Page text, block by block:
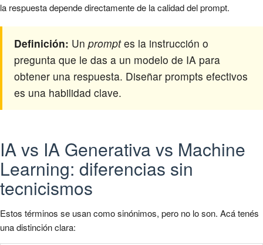
la respuesta depende directamente de la calidad del prompt.
Definición: Un promptes la instrucción o
pregunta que le das a un modelo de IA para
obtener una respuesta. Diseñar prompts efectivos
es una habilidad clave.
IA vs IA Generativa vs Machine
Learning: diferencias sin
tecnicismos
Estos términos se usan como sinónimos, pero no lo son. Acá tenés
una distinción clara: